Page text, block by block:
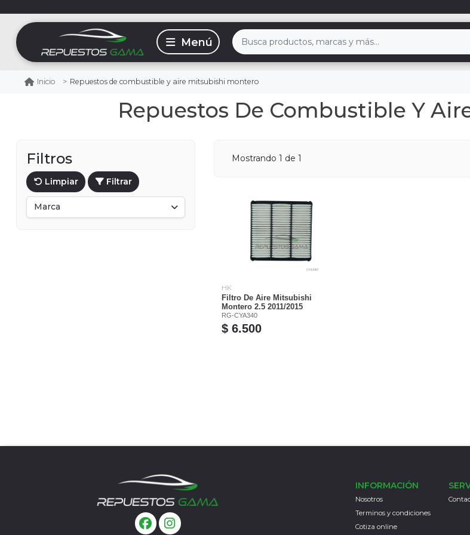
Inicio Repuestos de combustible y aire mitsubishi montero
Repuestos De Combustible Y
Filtros
Limpiar Filtrar
Marca
Mostrando 1 de 1
HK
Filtro De Aire Mitsubishi
Montero 2.5 2011/2015
RG-CYA340
$ 6.500
INFORMACIÓN
Nosotros
Terminos y condiciones
Cotiza online